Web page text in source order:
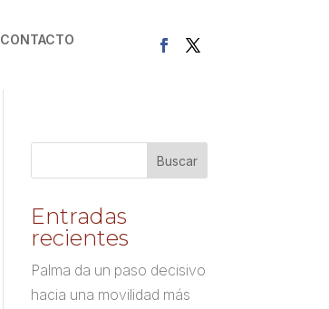
CONTACTO
Entradas
recientes
Palma da un paso decisivo
hacia una movilidad más